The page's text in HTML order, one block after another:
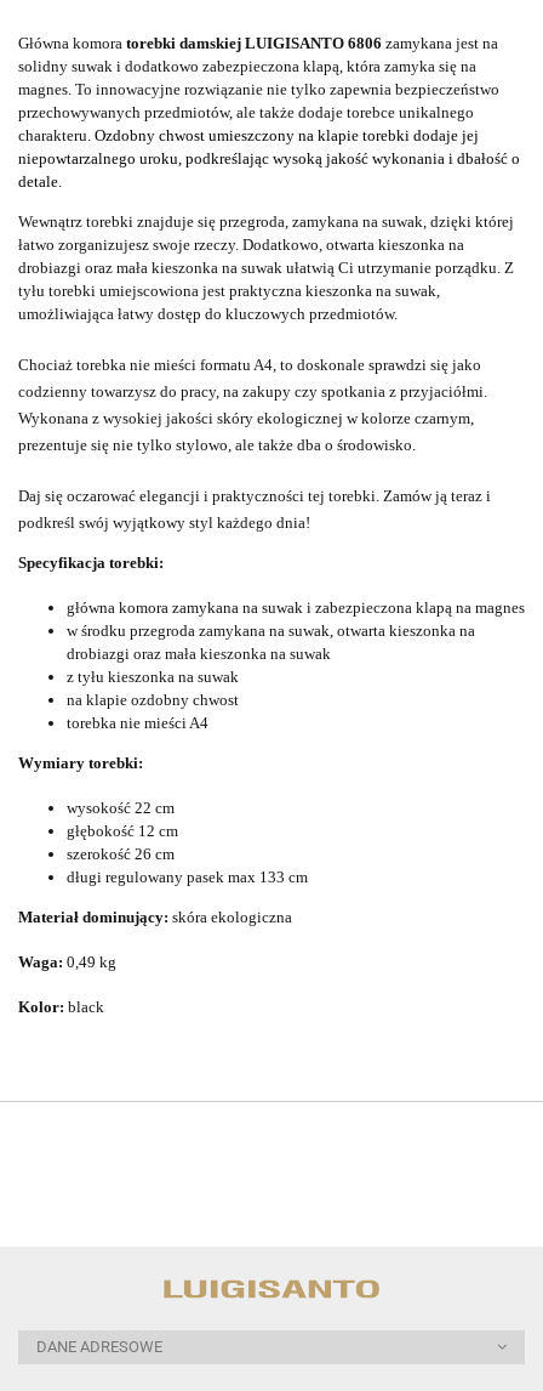
Główna komora torebki damskiej LUIGISANTO 6806 zamykana jest na
solidny suwak i dodatkowo zabezpieczona klapą, która zamyka się na
magnes. To innowacyjne rozwiązanie nie tylko zapewnia bezpieczeństwo
przechowywanych przedmiotów, ale także dodaje torebce unikalnego
charakteru. Ozdobny chwost umieszczony na klapie torebki dodaje jej
niepowtarzalnego uroku, podkreślając wysoką jakość wykonania i dbałość o
detale.
Wewnątrz torebki znajduje się przegroda, zamykana na suwak, dzięki której
łatwo zorganizujesz swoje rzeczy. Dodatkowo, otwarta kieszonka na
drobiazgi oraz mała kieszonka na suwak ułatwią Ci utrzymanie porządku. Z
tyłu torebki umiejscowiona jest praktyczna kieszonka na suwak,
umożliwiająca łatwy dostęp do kluczowych przedmiotów.
Chociaż torebka nie mieści formatu A4, to doskonale sprawdzi się jako
codzienny towarzysz do pracy, na zakupy czy spotkania z przyjaciółmi.
Wykonana z wysokiej jakości skóry ekologicznej w kolorze czarnym,
prezentuje się nie tylko stylowo, ale także dba o środowisko.
Daj się oczarować elegancji i praktyczności tej torebki. Zamów ją teraz i
podkreśl swój wyjątkowy styl każdego dnia!
Specyfikacja torebki:
główna komora zamykana na suwak i zabezpieczona klapą na magnes
w środku przegroda zamykana na suwak, otwarta kieszonka na
drobiazgi oraz mała kieszonka na suwak
z tyłu kieszonka na suwak
na klapie ozdobny chwost
torebka nie mieści A4
Wymiary torebki:
wysokość 22 cm
głębokość 12 cm
szerokość 26 cm
długi regulowany pasek max 133 cm
Materiał dominujący: skóra ekologiczna
Waga: 0,49 kg
Kolor: black
DANE ADRESOWE